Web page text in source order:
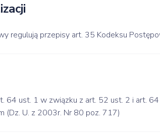
regulują przepisy art. 35 Kodeksu
64 ust. 1 w związku z art. 52 ust. 2 i art.
(Dz. U. z 2003r. Nr 80 poz. 717)